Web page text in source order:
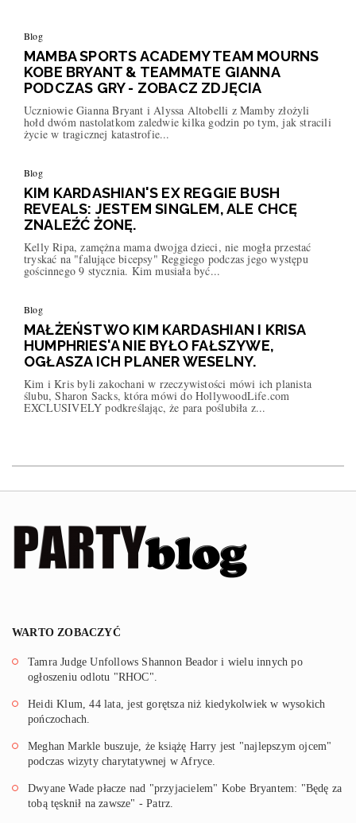
Blog
MAMBA SPORTS ACADEMY TEAM MOURNS
KOBE BRYANT & TEAMMATE GIANNA
PODCZAS GRY - ZOBACZ ZDJĘCIA
Uczniowie Gianna Bryant i Alyssa Altobelli z Mamby złożyli
hołd dwóm nastolatkom zaledwie kilka godzin po tym, jak stracili
życie w tragicznej katastrofie...
Blog
KIM KARDASHIAN'S EX REGGIE BUSH
REVEALS: JESTEM SINGLEM, ALE CHCĘ
ZNALEŹĆ ŻONĘ.
Kelly Ripa, zamężna mama dwojga dzieci, nie mogła przestać
tryskać na "falujące bicepsy" Reggiego podczas jego występu
gościnnego 9 stycznia. Kim musiała być...
Blog
MAŁŻEŃSTWO KIM KARDASHIAN I KRISA
HUMPHRIES'A NIE BYŁO FAŁSZYWE,
OGŁASZA ICH PLANER WESELNY.
Kim i Kris byli zakochani w rzeczywistości mówi ich planista
ślubu, Sharon Sacks, która mówi do HollywoodLife.com
EXCLUSIVELY podkreślając, że para poślubiła z...
WARTO ZOBACZYĆ
Tamra Judge Unfollows Shannon Beador i wielu innych po
ogłoszeniu odlotu "RHOC".
Heidi Klum, 44 lata, jest gorętsza niż kiedykolwiek w wysokich
pończochach.
Meghan Markle buszuje, że książę Harry jest "najlepszym ojcem"
podczas wizyty charytatywnej w Afryce.
Dwyane Wade płacze nad "przyjacielem" Kobe Bryantem: "Będę za
tobą tęsknił na zawsze" - Patrz.